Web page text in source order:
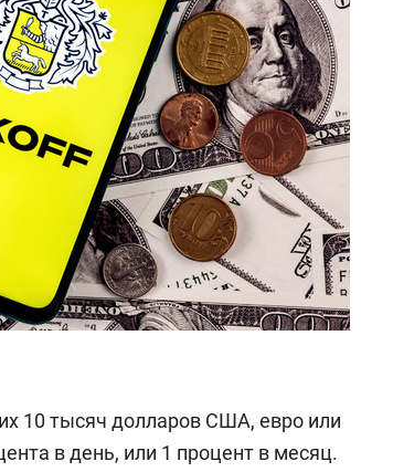
10 тысяч долларов США, евро или
в день, или 1 процент в месяц.